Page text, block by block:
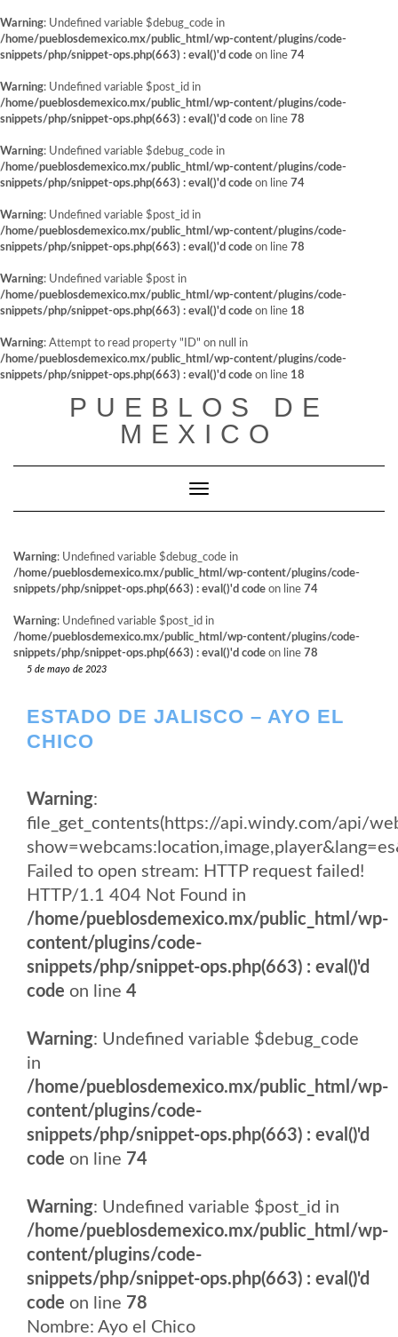
Warning: Undefined variable $debug_code in
/home/pueblosdemexico.mx/public_html/wp-content/plugins/code-
snippets/php/snippet-ops.php(663) : eval()'d code on line 74
Warning: Undefined variable $post_id in
/home/pueblosdemexico.mx/public_html/wp-content/plugins/code-
snippets/php/snippet-ops.php(663) : eval()'d code on line 78
Warning: Undefined variable $debug_code in
/home/pueblosdemexico.mx/public_html/wp-content/plugins/code-
snippets/php/snippet-ops.php(663) : eval()'d code on line 74
Warning: Undefined variable $post_id in
/home/pueblosdemexico.mx/public_html/wp-content/plugins/code-
snippets/php/snippet-ops.php(663) : eval()'d code on line 78
Warning: Undefined variable $post in
/home/pueblosdemexico.mx/public_html/wp-content/plugins/code-
snippets/php/snippet-ops.php(663) : eval()'d code on line 18
Warning: Attempt to read property "ID" on null in
/home/pueblosdemexico.mx/public_html/wp-content/plugins/code-
snippets/php/snippet-ops.php(663) : eval()'d code on line 18
PUEBLOS DE
MEXICO
Cambiar modo de navegación
Warning: Undefined variable $debug_code in
/home/pueblosdemexico.mx/public_html/wp-content/plugins/code-
snippets/php/snippet-ops.php(663) : eval()'d code on line 74
Warning: Undefined variable $post_id in
/home/pueblosdemexico.mx/public_html/wp-content/plugins/code-
snippets/php/snippet-ops.php(663) : eval()'d code on line 78
5 de mayo de 2023
ESTADO DE JALISCO – AYO EL
CHICO
Warning:
file_get_contents(https://api.windy.com/api/
Failed to open stream: HTTP request failed!
HTTP/1.1 404 Not Found in
/home/pueblosdemexico.mx/public_html/wp-
content/plugins/code-
snippets/php/snippet-ops.php(663) : eval()'d
code on line 4
Warning: Undefined variable $debug_code
in
/home/pueblosdemexico.mx/public_html/wp-
content/plugins/code-
snippets/php/snippet-ops.php(663) : eval()'d
code on line 74
Warning: Undefined variable $post_id in
/home/pueblosdemexico.mx/public_html/wp-
content/plugins/code-
snippets/php/snippet-ops.php(663) : eval()'d
code on line 78
Nombre: Ayo el Chico